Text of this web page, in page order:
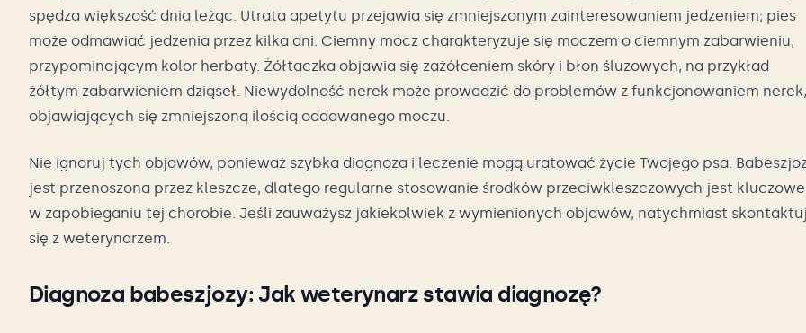
spędza większość dnia leżąc. Utrata apetytu przejawia się zmniejszonym zainteresowaniem jedzeniem; pies
może odmawiać jedzenia przez kilka dni. Ciemny mocz charakteryzuje się moczem o ciemnym zabarwieniu,
przypominającym kolor herbaty. Żółtaczka objawia się zażółceniem skóry i błon śluzowych, na przykład
żółtym zabarwieniem dziąseł. Niewydolność nerek może prowadzić do problemów z funkcjonowaniem nerek,
objawiających się zmniejszoną ilością oddawanego moczu.
Nie ignoruj tych objawów, ponieważ szybka diagnoza i leczenie mogą uratować życie Twojego psa.
jest przenoszona przez kleszcze, dlatego regularne stosowanie środków przeciwkleszczowych jest kluczowe
w zapobieganiu tej chorobie. Jeśli zauważysz jakiekolwiek z wymienionych objawów, natychmiast
się z weterynarzem.
Diagnoza babeszjozy: Jak weterynarz stawia diagnozę?